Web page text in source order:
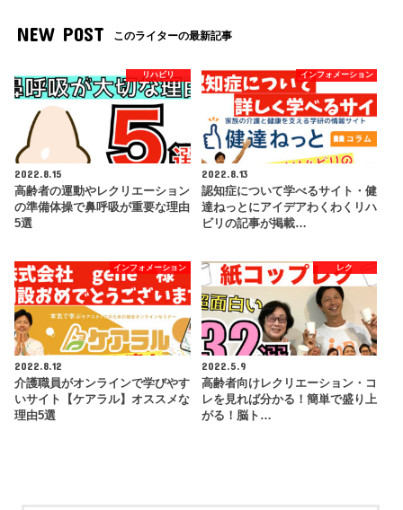
NEW POST このライターの最新記事
リハビリ
2022.8.15
高齢者の運動やレクリエーション
の準備体操で鼻呼吸が重要な理由
5選
インフォメーション
2022.8.13
認知症について学べるサイト・健
達ねっとにアイデアわくわくリハ
ビリの記事が掲載…
インフォメーション
2022.8.12
介護職員がオンラインで学びやす
いサイト【ケアラル】オススメな
理由5選
レク
2022.5.9
高齢者向けレクリエーション・コ
レを見れば分かる！簡単で盛り上
がる！脳ト…